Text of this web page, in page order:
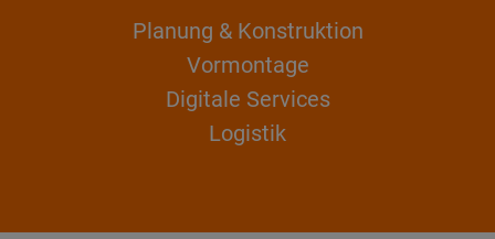
Planung & Konstruktion
Vormontage
Digitale Services
Logistik